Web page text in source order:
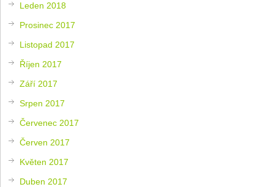
Leden 2018
Prosinec 2017
Listopad 2017
Říjen 2017
Září 2017
Srpen 2017
Červenec 2017
Červen 2017
Květen 2017
Duben 2017